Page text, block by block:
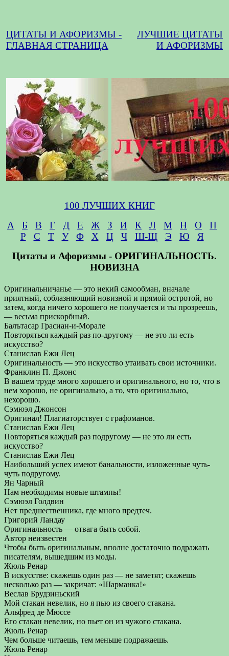
ЦИТАТЫ И АФОРИЗМЫ -
ГЛАВНАЯ СТРАНИЦА
ЛУЧШИЕ ЦИТАТЫ
И АФОРИЗМЫ
100 ЛУЧШИХ КНИГ
А
Б В Г Д Е Ж З И К Л М Н О
П
Р
С Т У Ф Х Ц Ч Ш-Щ Э Ю
Я
Цитаты и Афоризмы - ОРИГИНАЛЬНОСТЬ.
НОВИЗНА
Оригинальничанье — это некий самообман, вначале
приятный, соблазняющий новизной и прямой остротой, но
затем, когда ничего хорошего не получается и ты прозреешь,
— весьма прискорбный.
Балътасар Грасиан-и-Морале
Повторяться каждый раз по-другому — не это ли есть
искусство?
Станислав Ежи Лец
Оригинальность — это искусство утаивать свои источники.
Франклин П. Джонс
В вашем труде много хорошего и оригинального, но то, что в
нем хорошо, не оригинально, а то, что оригинально,
нехорошо.
Сэмюэл Джонсон
Оригинал! Плагиаторствует с графоманов.
Станислав Ежи Лец
Повторяться каждый раз подругому — не это ли есть
искусство?
Станислав Ежи Лец
Наибольший успех имеют банальности, изложенные чуть-
чуть подругому.
Ян Чарный
Нам необходимы новые штампы!
Сэмюэл Голдвин
Нет предшественника, где много предтеч.
Григорий Ландау
Оригинальность — отвага быть собой.
Автор неизвестен
Чтобы быть оригинальным, вполне достаточно подражать
писателям, вышедшим из моды.
Жюль Ренар
В искусстве: скажешь один раз — не заметят; скажешь
несколько раз — закричат: «Шарманка!»
Веслав Брудзиньский
Мой стакан невелик, но я пью из своего стакана.
Альфред де Мюссе
Его стакан невелик, но пьет он из чужого стакана.
Жюль Ренар
Чем больше читаешь, тем меньше подражаешь.
Жюль Ренар